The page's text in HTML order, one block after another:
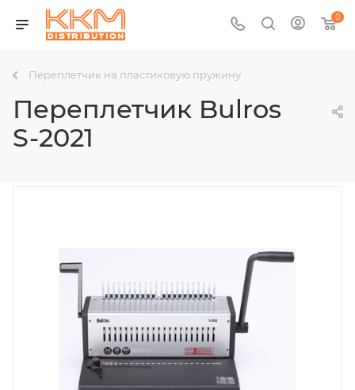
0
Переплетчик на пластиковую пружину
Переплетчик Bulros
S-2021